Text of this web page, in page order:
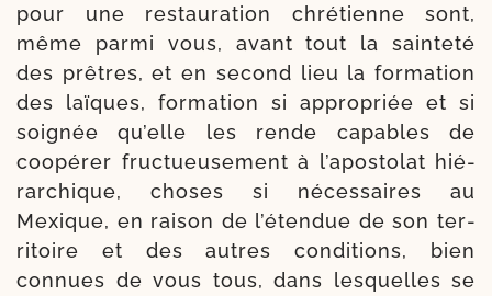
pour une res­tau­ra­tion chré­tienne sont,
même par­mi vous, avant tout la sain­te­té
des prêtres, et en second lieu la for­ma­tion
des laïques, for­ma­tion si appro­priée et si
soi­gnée qu’elle les rende capables de
coopé­rer fruc­tueu­se­ment à l’apostolat hié­
rar­chique, choses si néces­saires au
Mexique, en rai­son de l’étendue de son ter­
ri­toire et des autres condi­tions, bien
connues de vous tous, dans les­quelles se